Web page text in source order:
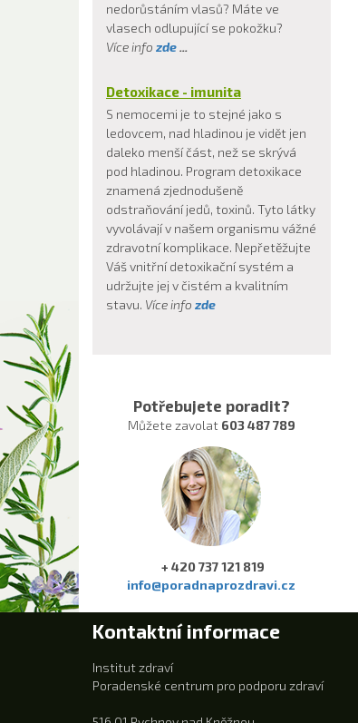
nedorůstáním vlasů? Máte ve
vlasech odlupující se pokožku?
Více info zde...
Detoxikace - imunita
S nemocemi je to stejné jako s
ledovcem, nad hladinou je vidět jen
daleko menší část, než se skrývá
pod hladinou. Program detoxikace
znamená zjednodušeně
odstraňování jedů, toxinů. Tyto látky
vyvolávají v našem organismu vážné
zdravotní komplikace. Nepřetěžujte
Váš vnitřní detoxikační systém a
udržujte jej v čistém a kvalitním
stavu. Více info zde
Potřebujete poradit?
Můžete zavolat603 487 789
+ 420 737 121 819
info@poradnaprozdravi.cz
Kontaktní informace
Institut zdraví
Poradenské centrum pro podporu zdraví